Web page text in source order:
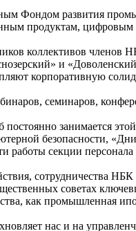
Фондом развития
продуктам,
коллективов членов
и
корпоративную
семинаров,
занимается
безопасности,
секции
сотрудничества НБК
советах
как промышленная
нас и на